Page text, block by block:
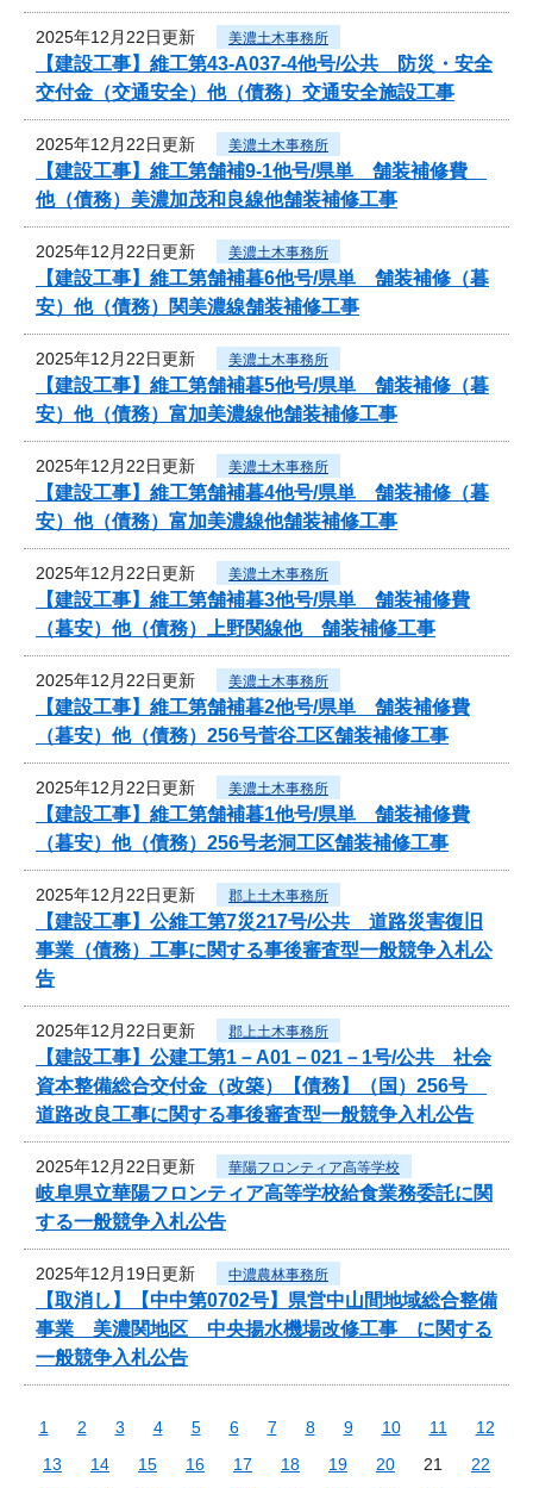
2025年12月22日更新 美濃土木事務所
【建設工事】維工第43-A037-4他号/公共 防災・安全
交付金（交通安全）他（債務）交通安全施設工事
2025年12月22日更新 美濃土木事務所
【建設工事】維工第舗補9-1他号/県単 舗装補修費
他（債務）美濃加茂和良線他舗装補修工事
2025年12月22日更新 美濃土木事務所
【建設工事】維工第舗補暮6他号/県単 舗装補修（暮
安）他（債務）関美濃線舗装補修工事
2025年12月22日更新 美濃土木事務所
【建設工事】維工第舗補暮5他号/県単 舗装補修（暮
安）他（債務）富加美濃線他舗装補修工事
2025年12月22日更新 美濃土木事務所
【建設工事】維工第舗補暮4他号/県単 舗装補修（暮
安）他（債務）富加美濃線他舗装補修工事
2025年12月22日更新 美濃土木事務所
【建設工事】維工第舗補暮3他号/県単 舗装補修費
（暮安）他（債務）上野関線他 舗装補修工事
2025年12月22日更新 美濃土木事務所
【建設工事】維工第舗補暮2他号/県単 舗装補修費
（暮安）他（債務）256号菅谷工区舗装補修工事
2025年12月22日更新 美濃土木事務所
【建設工事】維工第舗補暮1他号/県単 舗装補修費
（暮安）他（債務）256号老洞工区舗装補修工事
2025年12月22日更新 郡上土木事務所
【建設工事】公維工第7災217号/公共 道路災害復旧
事業（債務）工事に関する事後審査型一般競争入札公
告
2025年12月22日更新 郡上土木事務所
【建設工事】公建工第1－A01－021－1号/公共 社会
資本整備総合交付金（改築）【債務】（国）256号
道路改良工事に関する事後審査型一般競争入札公告
2025年12月22日更新 華陽フロンティア高等学校
岐阜県立華陽フロンティア高等学校給食業務委託に関
する一般競争入札公告
2025年12月19日更新 中濃農林事務所
【取消し】【中中第0702号】県営中山間地域総合整備
事業 美濃関地区 中央揚水機場改修工事 に関する
一般競争入札公告
1 2 3 4 5 6 7 8 9 10 11
12
13
14 15 16 17 18 19 20 21
22